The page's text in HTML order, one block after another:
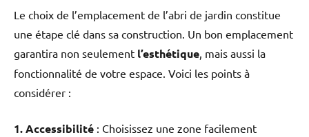
Le choix de l’emplacement de l’abri de jardin constitue
une étape clé dans sa construction. Un bon emplacement
garantira non seulement l’esthétique, mais aussi la
fonctionnalité de votre espace. Voici les points à
considérer :
1. Accessibilité : Choisissez une zone facilement